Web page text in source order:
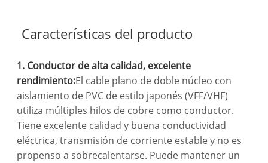
Características del producto
1. Conductor de alta calidad, excelente
rendimiento:El cable plano de doble núcleo con
aislamiento de PVC de estilo japonés (VFF/VHF)
utiliza múltiples hilos de cobre como conductor.
Tiene excelente calidad y buena conductividad
eléctrica, transmisión de corriente estable y no es
propenso a sobrecalentarse. Puede mantener un